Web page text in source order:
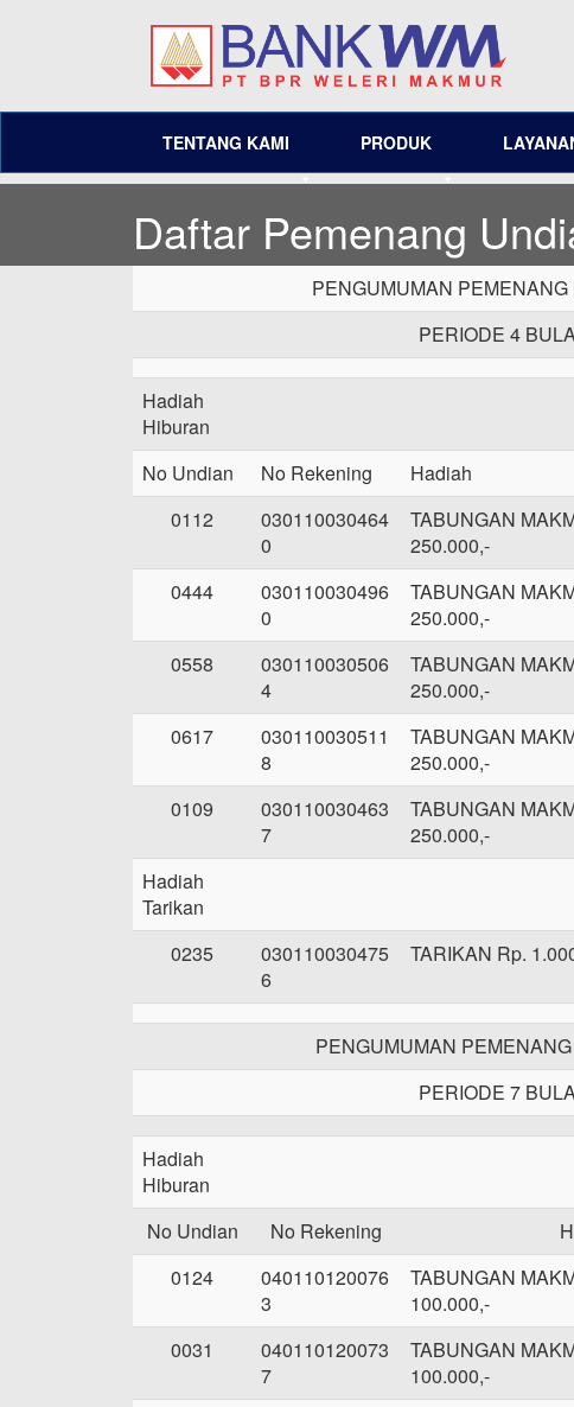
TENTANG KAMI PRODUK
Daftar Pemenang
PENGUMUMAN
PERIODE 4
Hadiah
Hiburan
No Undian
No Rekening Hadiah
0112
030110030464
0
TABUNGAN
250.000,-
0444
030110030496
0
TABUNGAN
250.000,-
0558
030110030506
4
TABUNGAN
250.000,-
0617
030110030511
8
TABUNGAN
250.000,-
0109
030110030463
7
TABUNGAN
250.000,-
Hadiah
Tarikan
0235
030110030475
6
TARIKAN Rp.
PENGUMUMAN
PERIODE 7
Hadiah
Hiburan
No Undian
No Rekening
0124
040110120076
3
TABUNGAN
100.000,-
0031
040110120073
7
TABUNGAN
100.000,-